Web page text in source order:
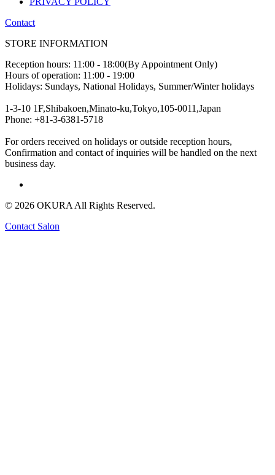
Contact
STORE INFORMATION
Reception hours: 11:00 - 18:00(By Appointment Only)
Hours of operation: 11:00 - 19:00
Holidays: Sundays, National Holidays, Summer/Winter holidays
1-3-10 1F,Shibakoen,Minato-ku,Tokyo,105-0011,Japan
Phone: +81-3-6381-5718
For orders received on holidays or outside reception hours,
Confirmation and contact of inquiries will be handled on the next
business day.
© 2026 OKURA All Rights Reserved.
Contact Salon